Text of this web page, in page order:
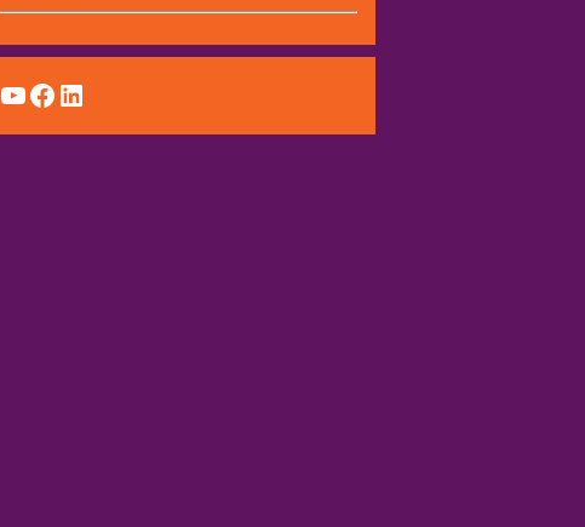
YouTube
Facebook
LinkedIn